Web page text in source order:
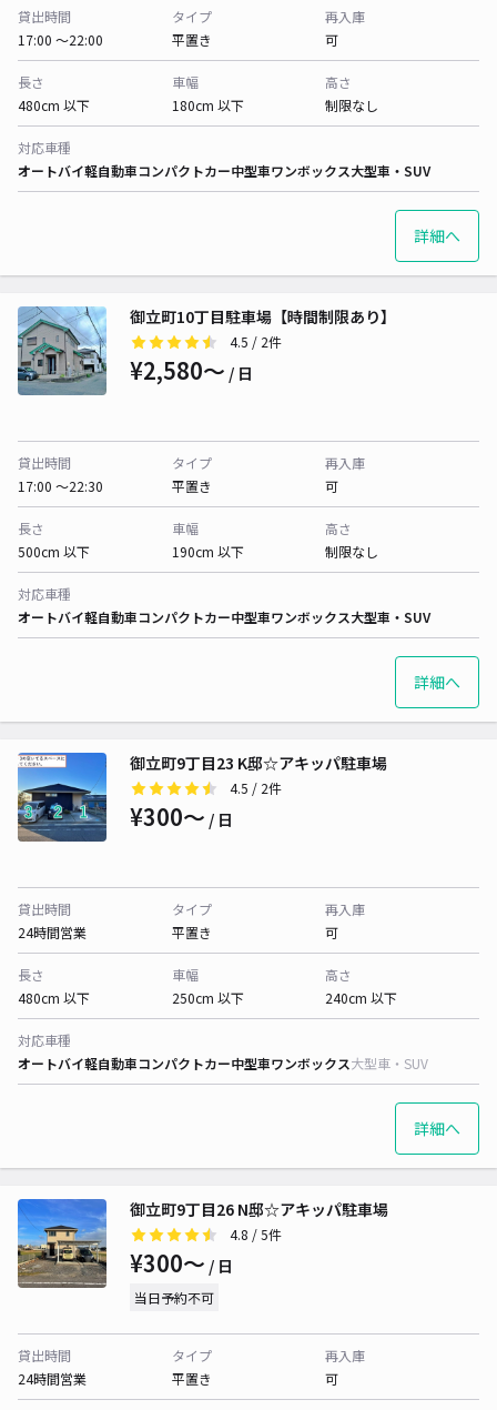
貸出時間
17:00 〜22:00
タイプ
平置き
再入庫
可
長さ
480cm 以下
車幅
180cm 以下
高さ
制限なし
対応車種
オートバイ軽自動車コンパクトカー中型車ワンボックス大型車・SUV
詳細へ
御立町10丁目駐車場【時間制限あり】
4.5 / 2件
¥2,580〜 / 日
貸出時間
17:00 〜22:30
タイプ
平置き
再入庫
可
長さ
500cm 以下
車幅
190cm 以下
高さ
制限なし
対応車種
オートバイ軽自動車コンパクトカー中型車ワンボックス大型車・SUV
詳細へ
御立町9丁目23 K邸☆アキッパ駐車場
4.5 / 2件
¥300〜 / 日
貸出時間
24時間営業
タイプ
平置き
再入庫
可
長さ
480cm 以下
車幅
250cm 以下
高さ
240cm 以下
対応車種
オートバイ軽自動車コンパクトカー中型車ワンボックス大型車・SUV
詳細へ
御立町9丁目26 N邸☆アキッパ駐車場
4.8 / 5件
¥300〜 / 日
当日予約不可
貸出時間
24時間営業
タイプ
平置き
再入庫
可